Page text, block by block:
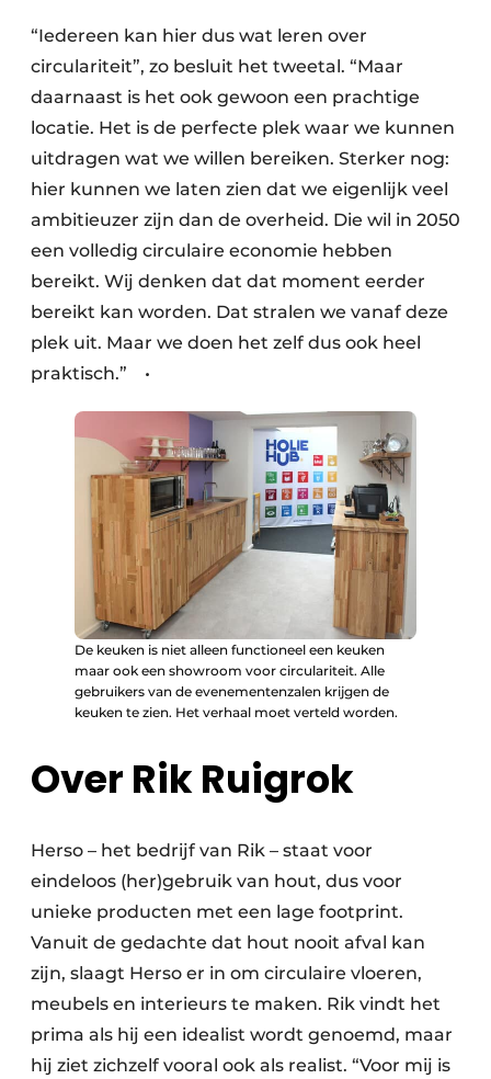
“Iedereen kan hier dus wat leren over
circulariteit”, zo besluit het tweetal. “Maar
daarnaast is het ook gewoon een prachtige
locatie. Het is de perfecte plek waar we kunnen
uitdragen wat we willen bereiken. Sterker nog:
hier kunnen we laten zien dat we eigenlijk veel
ambitieuzer zijn dan de overheid. Die wil in 2050
een volledig circulaire economie hebben
bereikt. Wij denken dat dat moment eerder
bereikt kan worden. Dat stralen we vanaf deze
plek uit. Maar we doen het zelf dus ook heel
praktisch.” •
De keuken is niet alleen functioneel een keuken
maar ook een showroom voor circulariteit. Alle
gebruikers van de evenementenzalen krijgen de
keuken te zien. Het verhaal moet verteld worden.
Over Rik Ruigrok
Herso – het bedrijf van Rik – staat voor
eindeloos (her)gebruik van hout, dus voor
unieke producten met een lage footprint.
Vanuit de gedachte dat hout nooit afval kan
zijn, slaagt Herso er in om circulaire vloeren,
meubels en interieurs te maken. Rik vindt het
prima als hij een idealist wordt genoemd, maar
hij ziet zichzelf vooral ook als realist. “Voor mij is